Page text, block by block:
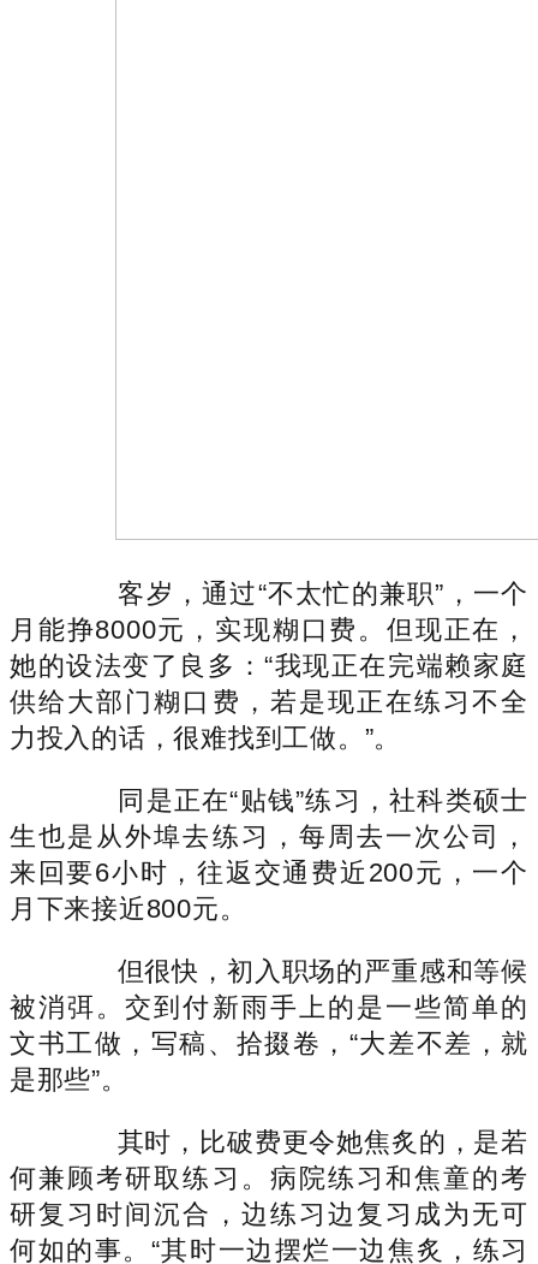
客岁，通过“不太忙的兼职”，一个
月能挣8000元，实现糊口费。但现正在，
她的设法变了良多：“我现正在完端赖家庭
供给大部门糊口费，若是现正在练习不全
力投入的话，很难找到工做。”。
同是正在“贴钱”练习，社科类硕士
生也是从外埠去练习，每周去一次公司，
来回要6小时，往返交通费近200元，一个
月下来接近800元。
但很快，初入职场的严重感和等候
被消弭。交到付新雨手上的是一些简单的
文书工做，写稿、拾掇卷，“大差不差，就
是那些”。
其时，比破费更令她焦炙的，是若
何兼顾考研取练习。病院练习和焦童的考
研复习时间沉合，边练习边复习成为无可
何如的事。“其时一边摆烂一边焦炙，练习